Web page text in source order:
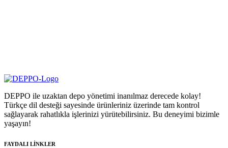
DEPPO ile uzaktan depo yönetimi inanılmaz derecede kolay!
Türkçe dil desteği sayesinde ürünleriniz üzerinde tam kontrol
sağlayarak rahatlıkla işlerinizi yürütebilirsiniz. Bu deneyimi bizimle
yaşayın!
FAYDALI LİNKLER